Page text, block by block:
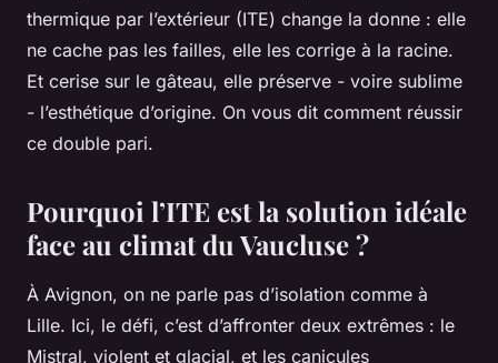
thermique par l’extérieur (ITE) change la donne : elle
ne cache pas les failles, elle les corrige à la racine.
Et cerise sur le gâteau, elle préserve - voire sublime
- l’esthétique d’origine. On vous dit comment réussir
ce double pari.
Pourquoi l’ITE est la solution idéale
face au climat du Vaucluse ?
À Avignon, on ne parle pas d’isolation comme à
Lille. Ici, le défi, c’est d’affronter deux extrêmes : le
Mistral, violent et glacial, et les canicules